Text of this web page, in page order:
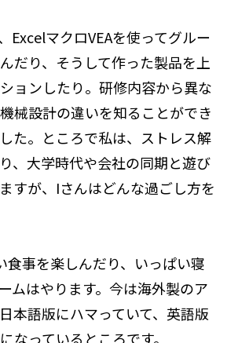
ExcelマクロVEAを使ってグルー
だり、そうして作った製品を上
ョンしたり。研修内容から異な
械設計の違いを知ることができ
た。ところで私は、ストレス解
、大学時代や会社の同期と遊び
すが、Iさんはどんな過ごし方を
食事を楽しんだり、いっぱい寝
ムはやります。今は海外製のア
本語版にハマっていて、英語版
なっているところです。